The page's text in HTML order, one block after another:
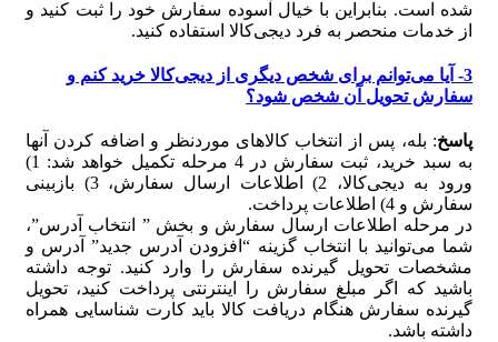
شده است. بنابراین با خیال آسوده سفارش خود را ثبت کنید و
از خدمات منحصر به فرد دیجی‌کالا استفاده کنید.
3- آیا می‌توانم برای شخص دیگری از دیجی‌کالا خرید کنم و
سفارش تحویل آن شخص شود؟
پاسخ: بله، پس از انتخاب کالاهای موردنظر و اضافه کردن آنها
به سبد خرید، ثبت سفارش در 4 مرحله تکمیل خواهد شد: 1)
ورود به دیجی‌کالا، 2) اطلاعات ارسال سفارش، 3) بازبینی
سفارش و 4) اطلاعات پرداخت.
در مرحله اطلاعات ارسال سفارش و بخش ” انتخاب آدرس”،
شما می‌توانید با انتخاب گزینه “افزودن آدرس جدید” آدرس و
مشخصات تحویل گیرنده سفارش را وارد کنید. توجه داشته
باشید که اگر مبلغ سفارش را اینترنتی پرداخت کنید، تحویل
گیرنده سفارش هنگام دریافت کالا باید کارت شناسایی همراه
داشته باشد.